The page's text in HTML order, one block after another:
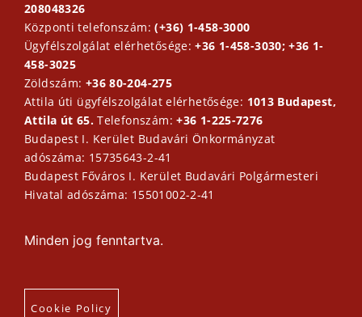
208048326
Központi telefonszám:(+36) 1-458-3000
Ügyfélszolgálat elérhetősége:+36 1-458-3030; +36 1-
458-3025
Zöldszám: +36 80-204-275
Attila úti ügyfélszolgálat elérhetősége: 1013 Budapest,
Attila út 65.Telefonszám:+36 1-225-7276
Budapest I. Kerület Budavári Önkormányzat
adószáma: 15735643-2-41
Budapest Főváros I. Kerület Budavári Polgármesteri
Hivatal adószáma: 15501002-2-41
Minden jog fenntartva.
Cookie Policy